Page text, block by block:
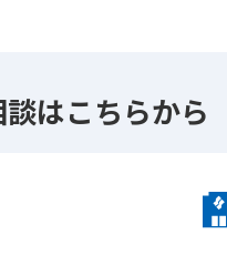
はこちらから